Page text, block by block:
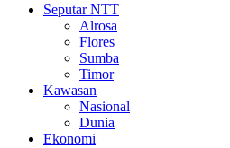
Seputar NTT
Alrosa
Flores
Sumba
Timor
Kawasan
Nasional
Dunia
Ekonomi